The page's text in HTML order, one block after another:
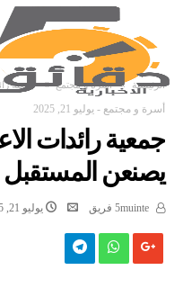
‫الرئيسية‬ أسرة و مجتمع جمعية
أسرة و مجتمع - يوليو 21, 2025
جمعية رائدات
يصنعن المستقبل
يوليو 21, 2025